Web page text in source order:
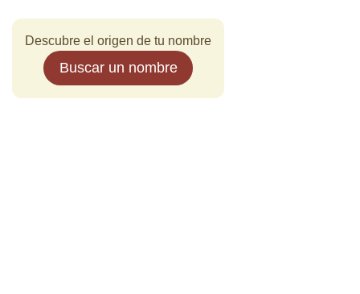
Descubre el origen de tu nombre
Buscar un nombre